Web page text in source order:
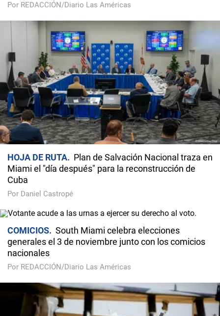
Por REDACCIÓN/Diario Las Américas
HOJA DE RUTA
Plan de Salvación Nacional traza en
Miami el "día después" para la reconstrucción de
Cuba
Por Daniel Castropé
COMICIOS
South Miami celebra elecciones
generales el 3 de noviembre junto con los comicios
nacionales
Por REDACCIÓN/Diario Las Américas